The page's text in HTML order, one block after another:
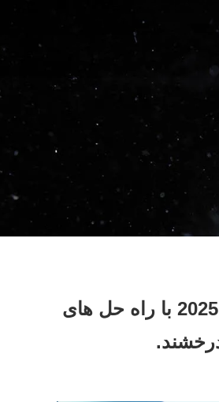
JAOUR و TALY به عنوان "غول های دوگانه" در لیبل اکسپو آسیا 2025 با راه حل های